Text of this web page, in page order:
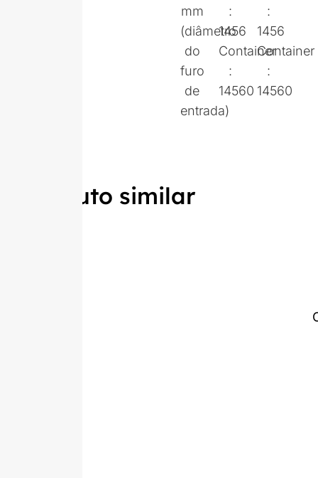
mm
(diâmetro
do
furo
de
entrada)
:
1456
Container
:
14560
:
1456
Container
:
14560
Produto similar